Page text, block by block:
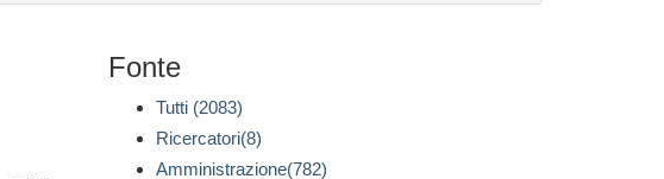
Fonte
Tutti (2083)
Ricercatori(8)
Amministrazione(782)